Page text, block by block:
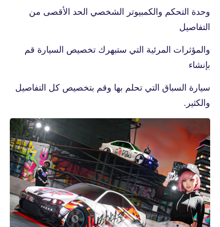
وحدة التحكم والكمبيوتر الشخصي الحد الأقصى من
التفاصيل
والمؤثرات المرئية التي ستبهرك تخصيص السيارة قم
بإنشاء
سيارة السباق التي تحلم بها وقم بتخصيص كل التفاصيل
والكثير.